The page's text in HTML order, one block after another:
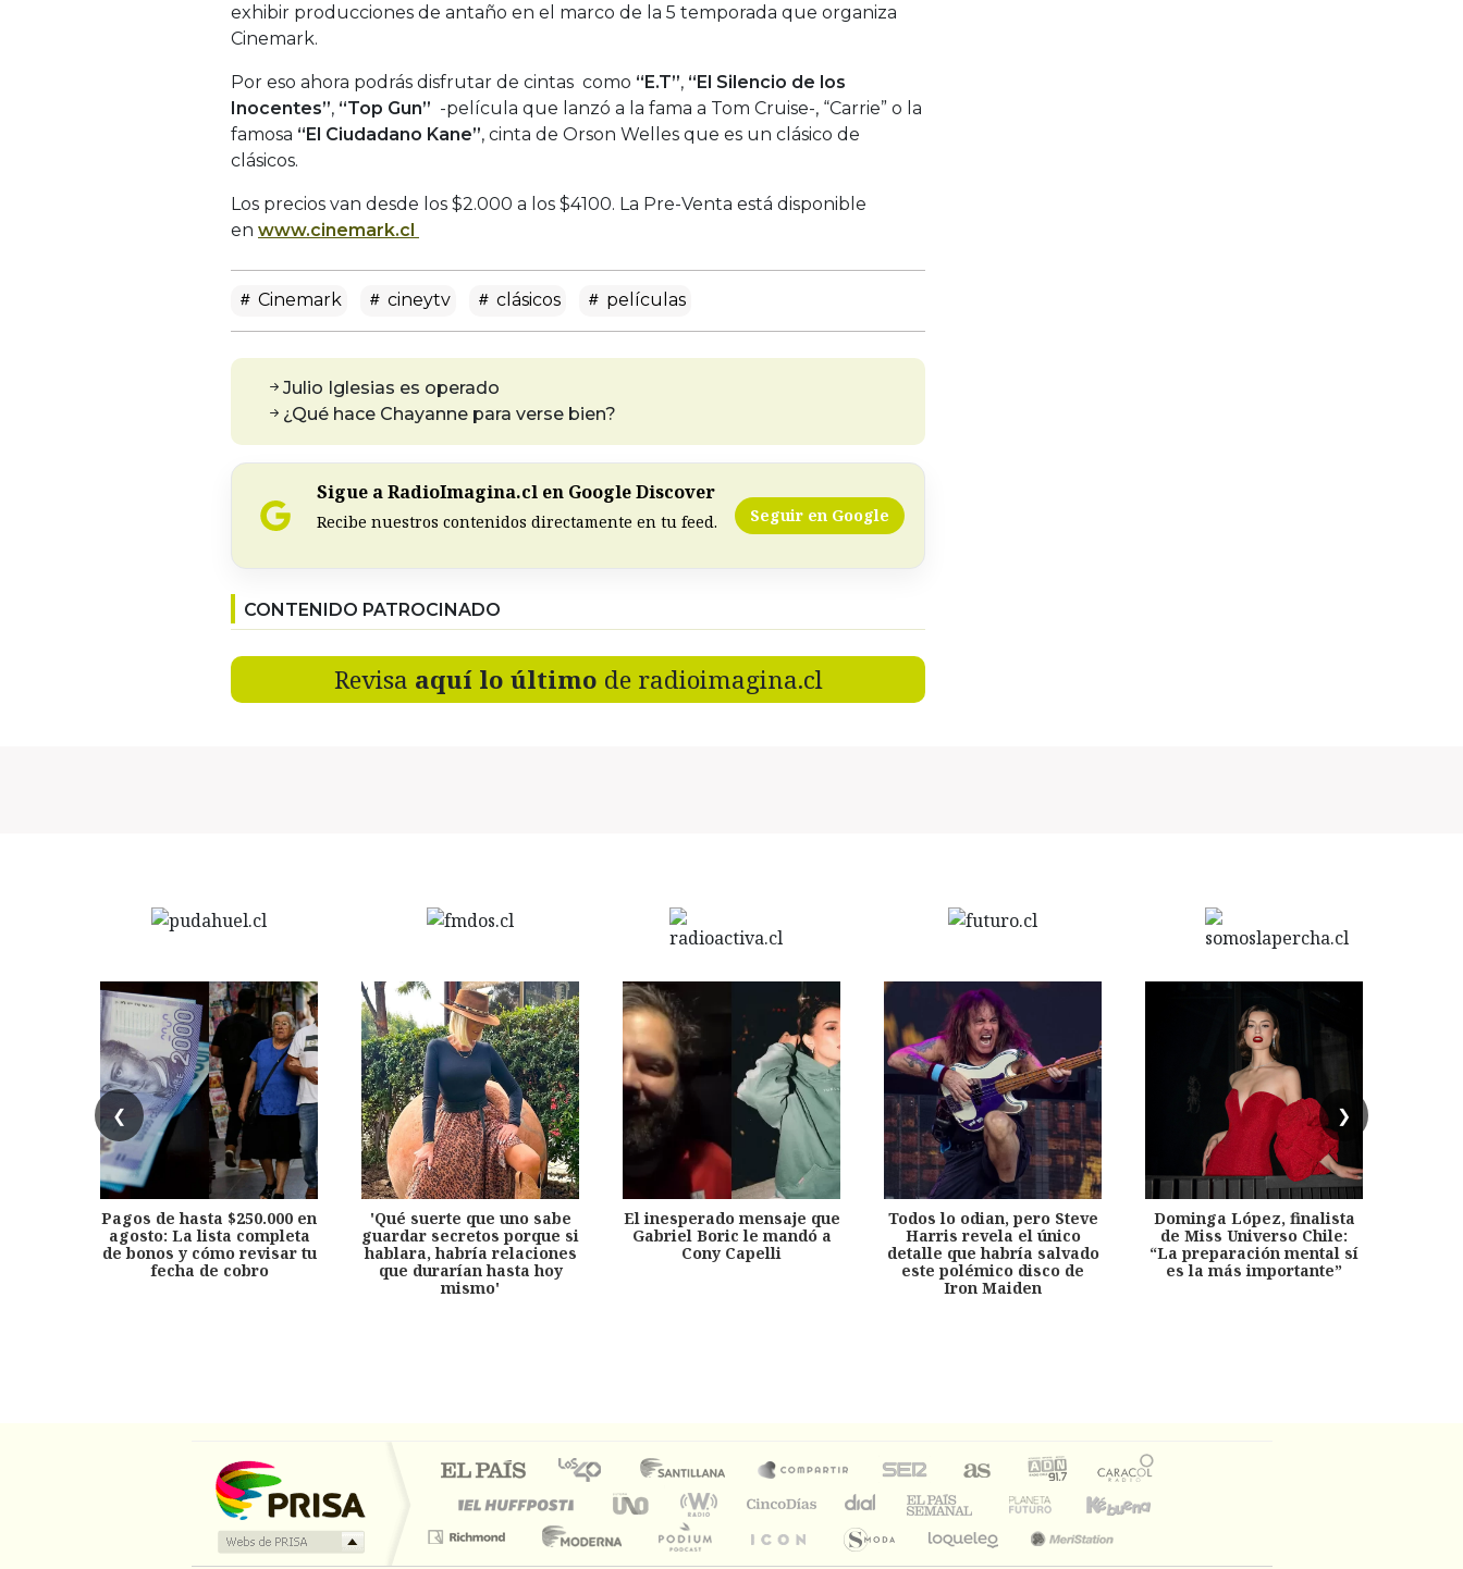
exhibir producciones de antaño en el marco de la 5 temporada que organiza
Cinemark.
Por eso ahora podrás disfrutar de cintas como “E.T”, “El Silencio de los
Inocentes”, “Top Gun” -película que lanzó a la fama a Tom Cruise-, “Carrie” o la
famosa “El Ciudadano Kane”, cinta de Orson Welles que es un clásico de
clásicos.
Los precios van desde los $2.000 a los $4100. La Pre-Venta está disponible
en www.cinemark.cl
Cinemark cineytv clásicos películas
Julio Iglesias es operado
¿Qué hace Chayanne para verse bien?
Sigue a RadioImagina.cl en Google Discover
Recibe nuestros contenidos directamente en tu feed. Seguir en Google
CONTENIDO PATROCINADO
Revisa aquí lo último de radioimagina.cl
❮ ❯
Pagos de hasta $250.000 en
agosto: La lista completa
de bonos y cómo revisar tu
fecha de cobro
'Qué suerte que uno sabe
guardar secretos porque si
hablara, habría relaciones
que durarían hasta hoy
mismo'
El inesperado mensaje que
Gabriel Boric le mandó a
Cony Capelli
Todos lo odian, pero Steve
Harris revela el único
detalle que habría salvado
este polémico disco de
Iron Maiden
Dominga López, finalista
de Miss Universo Chile:
“La preparación mental sí
es la más importante”